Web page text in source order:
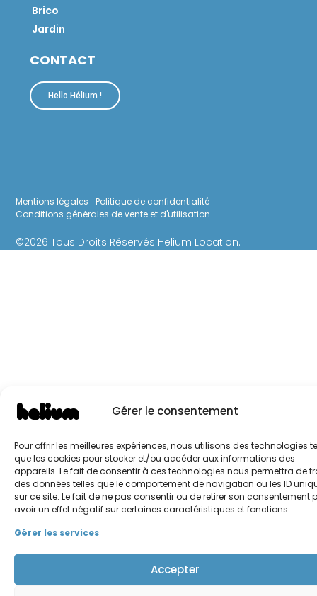
Gérer le consentement
Pour offrir les meilleures expériences, nous utilisons des technologies
que les cookies pour stocker et/ou accéder aux informations des
appareils. Le fait de consentir à ces technologies nous permettra de
des données telles que le comportement de navigation ou les ID
sur ce site. Le fait de ne pas consentir ou de retirer son consentement
avoir un effet négatif sur certaines caractéristiques et fonctions.
Gérer les services
Accepter
Brico
Jardin
CONTACT
Hello Hélium !
©2026 Tous Droits Réservés Helium Location.
Mentions légales
Politique de confidentialité
Conditions générales de vente et d'utilisation